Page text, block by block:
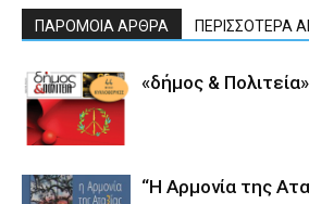
ΠΑΡΟΜΟΙΑ ΑΡΘΡΑ ΠΕΡΙΣΣΟΤΕΡΑ
«δήμος &
“Η Αρμονία της